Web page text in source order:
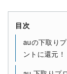
目次
auの下取り
ントに還元！